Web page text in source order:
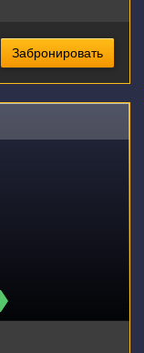
Забронировать